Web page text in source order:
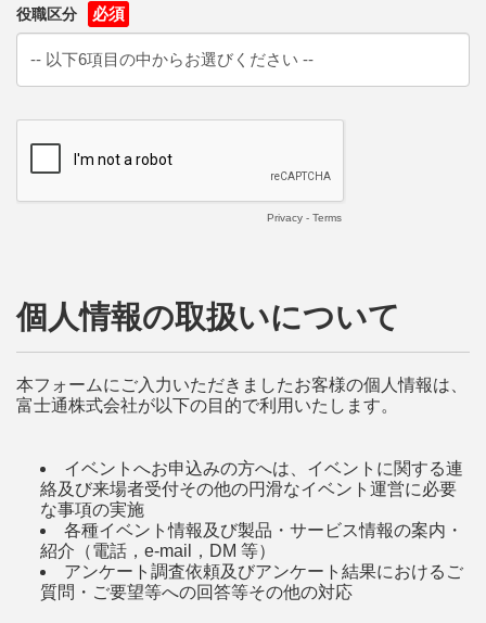
役職区分
Privacy - Terms
個人情報の取扱いについて
本フォームにご入力いただきましたお客様の個人情報は、
富士通株式会社が以下の目的で利用いたします。
イベントへお申込みの方へは、イベントに関する連
絡及び来場者受付その他の円滑なイベント運営に必要
な事項の実施
各種イベント情報及び製品・サービス情報の案内・
紹介（電話，e-mail，DM 等）
アンケート調査依頼及びアンケート結果におけるご
質問・ご要望等への回答等その他の対応